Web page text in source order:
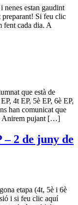
nenes estan gaudint
preparant! Si feu clic
fent cada dia. A
que està de
4t EP, 5è EP, 6è EP,
han comunicat que
Anirem pujant […]
– 2 de juny de
etapa (4t, 5è i 6è
i si feu clic aquí